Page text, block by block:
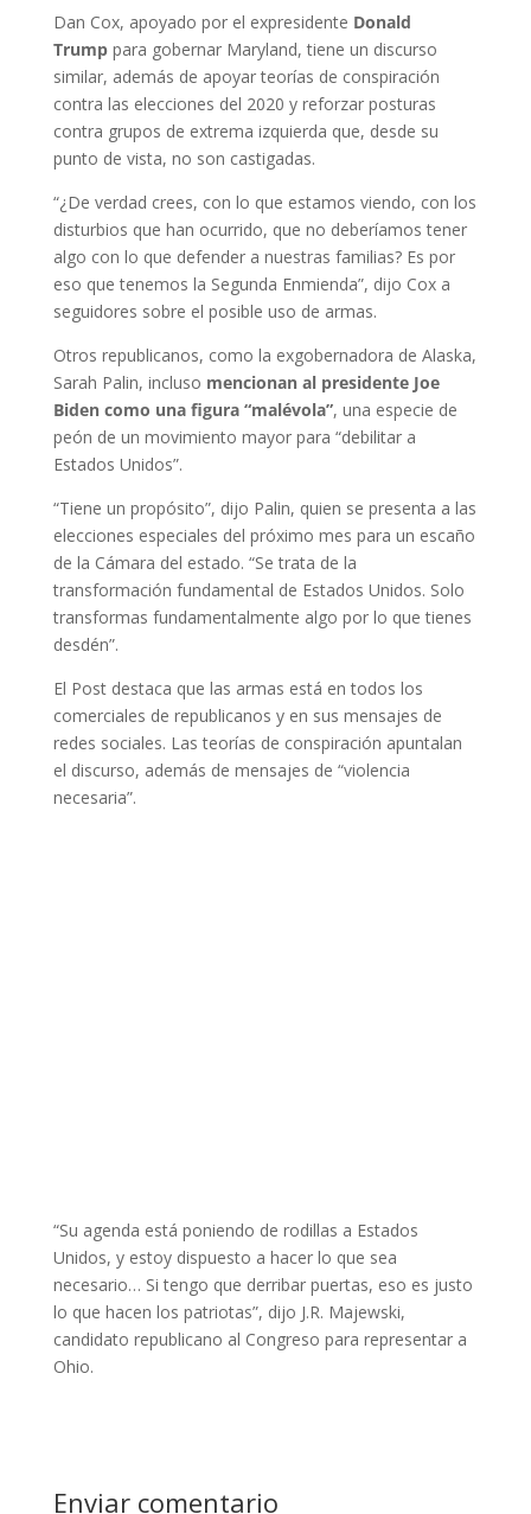
Dan Cox, apoyado por el expresidente Donald
Trumppara gobernar Maryland, tiene un discurso
similar, además de apoyar teorías de conspiración
contra las elecciones del 2020 y reforzar posturas
contra grupos de extrema izquierda que, desde su
punto de vista, no son castigadas.
“¿De verdad crees, con lo que estamos viendo, con los
disturbios que han ocurrido, que no deberíamos tener
algo con lo que defender a nuestras familias? Es por
eso que tenemos la Segunda Enmienda”, dijo Cox a
seguidores sobre el posible uso de armas.
Otros republicanos, como la exgobernadora de Alaska,
Sarah Palin, incluso mencionan al presidente Joe
Biden como una figura “malévola”, una especie de
peón de un movimiento mayor para “debilitar a
Estados Unidos”.
“Tiene un propósito”, dijo Palin, quien se presenta a las
elecciones especiales del próximo mes para un escaño
de la Cámara del estado. “Se trata de la
transformación fundamental de Estados Unidos. Solo
transformas fundamentalmente algo por lo que tienes
desdén”.
El Post destaca que las armas está en todos los
comerciales de republicanos y en sus mensajes de
redes sociales. Las teorías de conspiración apuntalan
el discurso, además de mensajes de “violencia
necesaria”.
“Su agenda está poniendo de rodillas a Estados
Unidos, y estoy dispuesto a hacer lo que sea
necesario… Si tengo que derribar puertas, eso es justo
lo que hacen los patriotas”, dijo J.R. Majewski,
candidato republicano al Congreso para representar a
Ohio.
Enviar comentario